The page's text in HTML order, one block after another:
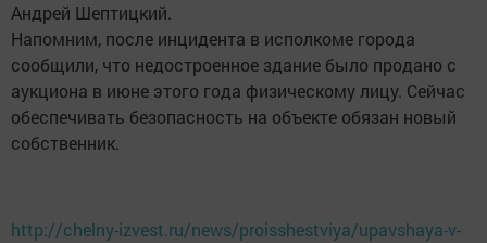
Андрей Шептицкий.
Напомним, после инцидента в исполкоме города
сообщили, что недостроенное здание было продано с
аукциона в июне этого года физическому лицу. Сейчас
обеспечивать безопасность на объекте обязан новый
собственник.
http://chelny-izvest.ru/news/proisshestviya/upavshaya-v-